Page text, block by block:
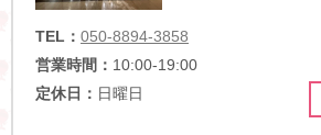
TEL： 050-8894-3858
営業時間： 10:00-19:00
定休日： 日曜日